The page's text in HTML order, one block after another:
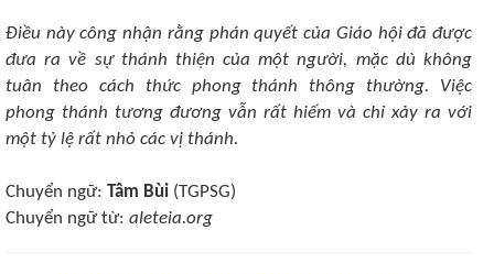
Điều này công nhận rằng phán quyết của Giáo hội đã được
đưa ra về sự thánh thiện của một người, mặc dù không
tuân theo cách thức phong thánh thông thường. Việc
phong thánh tương đương vẫn rất hiếm và chỉ xảy ra với
một tỷ lệ rất nhỏ các vị thánh.
Chuyển ngữ: Tâm Bùi (TGPSG)
Chuyển ngữ từ: aleteia.org